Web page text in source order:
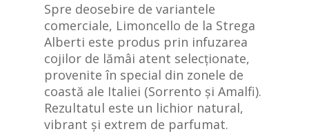
Spre deosebire de variantele
comerciale, Limoncello de la Strega
Alberti este produs prin infuzarea
cojilor de lămâi atent selecționate,
provenite în special din zonele de
coastă ale Italiei (Sorrento și Amalfi).
Rezultatul este un lichior natural,
vibrant și extrem de parfumat.